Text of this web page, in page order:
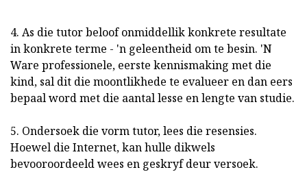
4. As die tutor beloof onmiddellik konkrete resultate
in konkrete terme - 'n geleentheid om te besin. 'N
Ware professionele, eerste kennismaking met die
kind, sal dit die moontlikhede te evalueer en dan eers
bepaal word met die aantal lesse en lengte van studie.
5. Ondersoek die vorm tutor, lees die resensies.
Hoewel die Internet, kan hulle dikwels
bevooroordeeld wees en geskryf deur versoek.